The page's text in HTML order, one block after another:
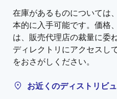
在庫があるものについては
本的に入手可能です。価格
は、販売代理店の裁量に委
ディレクトリにアクセスし
をおさがしください。
お近くのディストリビ